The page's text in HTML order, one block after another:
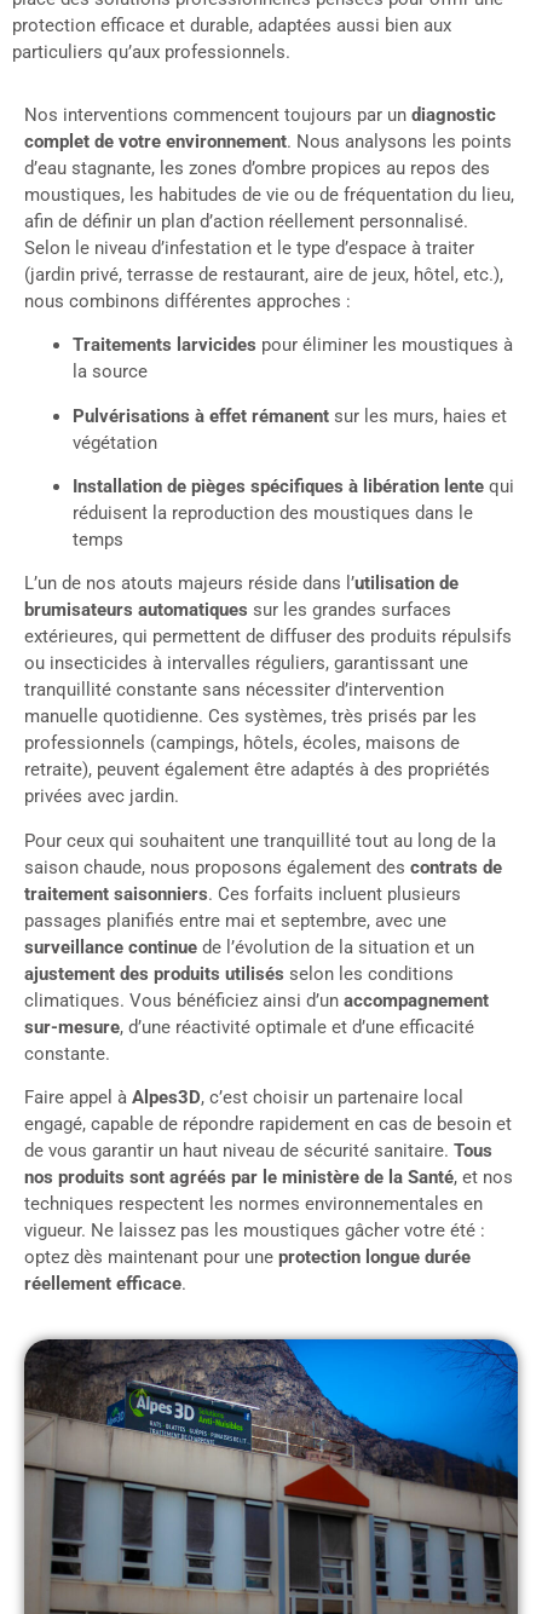
protection efficace et durable, adaptées aussi bien aux
particuliers qu’aux professionnels.
Nos interventions commencent toujours par un diagnostic
complet de votre environnement. Nous analysons les points
d’eau stagnante, les zones d’ombre propices au repos des
moustiques, les habitudes de vie ou de fréquentation du lieu,
afin de définir un plan d’action réellement personnalisé.
Selon le niveau d’infestation et le type d’espace à traiter
(jardin privé, terrasse de restaurant, aire de jeux, hôtel, etc.),
nous combinons différentes approches :
Traitements larvicides pour éliminer les moustiques à
la source
Pulvérisations à effet rémanent sur les murs, haies et
végétation
Installation de pièges spécifiques à libération lente qui
réduisent la reproduction des moustiques dans le
temps
L’un de nos atouts majeurs réside dans l’utilisation de
brumisateurs automatiques sur les grandes surfaces
extérieures, qui permettent de diffuser des produits répulsifs
ou insecticides à intervalles réguliers, garantissant une
tranquillité constante sans nécessiter d’intervention
manuelle quotidienne. Ces systèmes, très prisés par les
professionnels (campings, hôtels, écoles, maisons de
retraite), peuvent également être adaptés à des propriétés
privées avec jardin.
Pour ceux qui souhaitent une tranquillité tout au long de la
saison chaude, nous proposons également des contrats de
traitement saisonniers. Ces forfaits incluent plusieurs
passages planifiés entre mai et septembre, avec une
surveillance continue de l’évolution de la situation et un
ajustement des produits utilisés selon les conditions
climatiques. Vous bénéficiez ainsi d’un accompagnement
sur-mesure, d’une réactivité optimale et d’une efficacité
constante.
Faire appel à Alpes3D, c’est choisir un partenaire local
engagé, capable de répondre rapidement en cas de besoin et
de vous garantir un haut niveau de sécurité sanitaire. Tous
nos produits sont agréés par le ministère de la Santé, et nos
techniques respectent les normes environnementales en
vigueur. Ne laissez pas les moustiques gâcher votre été :
optez dès maintenant pour une protection longue durée
réellement efficace.